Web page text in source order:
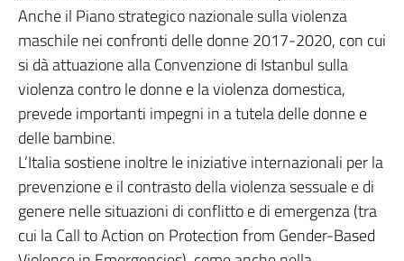
Anche il Piano strategico nazionale sulla violenza
maschile nei confronti delle donne 2017-2020, con cui
si dà attuazione alla Convenzione di Istanbul sulla
violenza contro le donne e la violenza domestica,
prevede importanti impegni in a tutela delle donne e
delle bambine.
L’Italia sostiene inoltre le iniziative internazionali per la
prevenzione e il contrasto della violenza sessuale e di
genere nelle situazioni di conflitto e di emergenza (tra
cui la Call to Action on Protection from Gender-Based